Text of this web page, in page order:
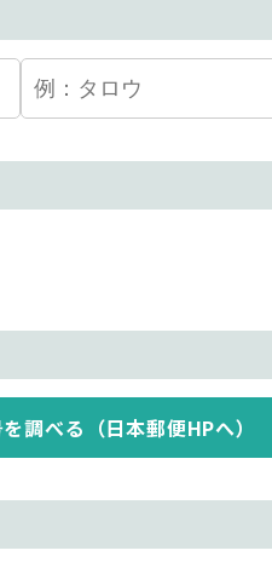
調べる（日本郵便HPへ）